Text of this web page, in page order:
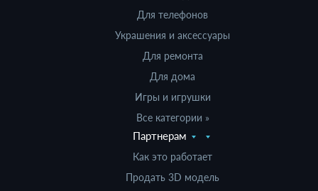
Для телефонов
Украшения и аксессуары
Для ремонта
Для дома
Игры и игрушки
Все категории »
Партнерам
Как это работает
Продать 3D модель